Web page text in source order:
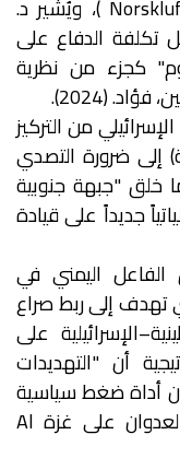
الآلاف من الدولارات ( Norskluftvern. 2025 )، ويُشير د.
تكلفة الدفاع على
كجزء من نظرية
(2024).
من التركيز
إلى ضرورة التصدي
خلق "جبهة جنوبية
جديداً على قيادة
الفاعل اليمني في
تهدف إلى ربط صراع
على
أن "التهديدات
أداة ضغط سياسية
ودبلوماسية"، ترتبط بمتطلبات وقف العدوان على غزة Al